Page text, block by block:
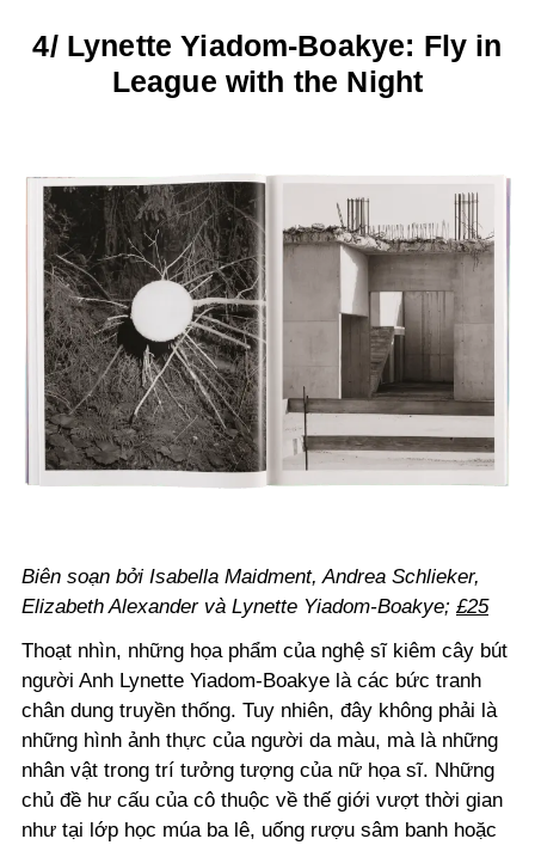
4/ Lynette Yiadom-Boakye: Fly in
League with the Night
Biên soạn bởi Isabella Maidment, Andrea Schlieker,
Elizabeth Alexander và Lynette Yiadom-Boakye; £25
Thoạt nhìn, những họa phẩm của nghệ sĩ kiêm cây bút
người Anh Lynette Yiadom-Boakye là các bức tranh
chân dung truyền thống. Tuy nhiên, đây không phải là
những hình ảnh thực của người da màu, mà là những
nhân vật trong trí tưởng tượng của nữ họa sĩ. Những
chủ đề hư cấu của cô thuộc về thế giới vượt thời gian
như tại lớp học múa ba lê, uống rượu sâm banh hoặc